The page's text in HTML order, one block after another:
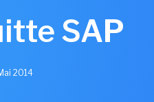
SAP
2014